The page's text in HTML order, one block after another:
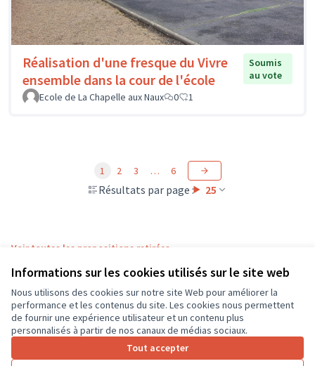
Informations sur les cookies utilisés sur le site web
Nous utilisons des cookies sur notre site Web pour améliorer la
performance et les contenus du site. Les cookies nous permettent
de fournir une expérience utilisateur et un contenu plus
personnalisés à partir de nos canaux de médias sociaux.
Tout accepter
Réalisation d'une fresque du Vivre
ensemble dans la cour de l'école
Soumis
au vote
Ecole de La Chapelle aux Naux
0 1
Résultats par page : 25
1 2 3 … 6
Voir toutes les propositions retirées
Conditions d'utilisation
Paramètres des cookies
CD37 sur X
(Lien externe)
CD37 sur Facebook
CD37 sur Instagram
CD37 sur YouTube
(Lien externe)